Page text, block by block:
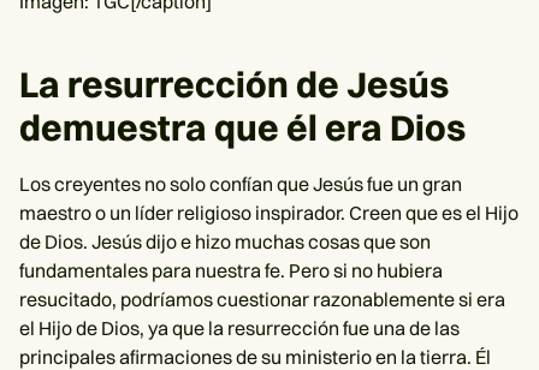
La resurrección de Jesús
demuestra que él era Dios
Los creyentes no solo confían que Jesús fue un gran
maestro o un líder religioso inspirador. Creen que es el Hijo
de Dios. Jesús dijo e hizo muchas cosas que son
fundamentales para nuestra fe. Pero si no hubiera
resucitado, podríamos cuestionar razonablemente si era
el Hijo de Dios, ya que la resurrección fue una de las
principales afirmaciones de su ministerio en la tierra. Él